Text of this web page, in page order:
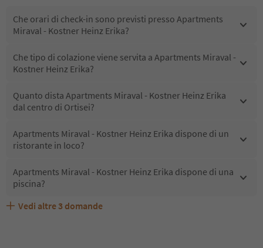
Che orari di check-in sono previsti presso Apartments
Miraval - Kostner Heinz Erika?
Che tipo di colazione viene servita a Apartments Miraval -
Kostner Heinz Erika?
Quanto dista Apartments Miraval - Kostner Heinz Erika
dal centro di Ortisei?
Apartments Miraval - Kostner Heinz Erika dispone di un
ristorante in loco?
Apartments Miraval - Kostner Heinz Erika dispone di una
piscina?
Apartments Miraval - Kostner Heinz Erika accetta animali
Quali servizi/attività sono disponibili presso Apartments
Gli ospiti di Apartments Miraval - Kostner Heinz Erika
Vedi altre 3 domande